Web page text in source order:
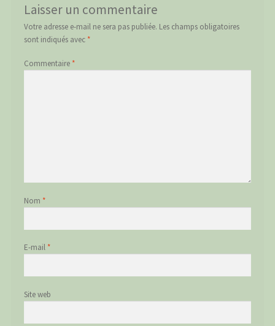
Laisser un commentaire
Votre adresse e-mail ne sera pas publiée. Les champs obligatoires
sont indiqués avec *
Commentaire *
Nom *
E-mail *
Site web